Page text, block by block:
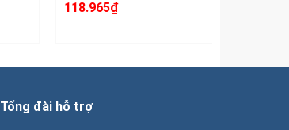
118.965₫
Tổng đài hỗ trợ